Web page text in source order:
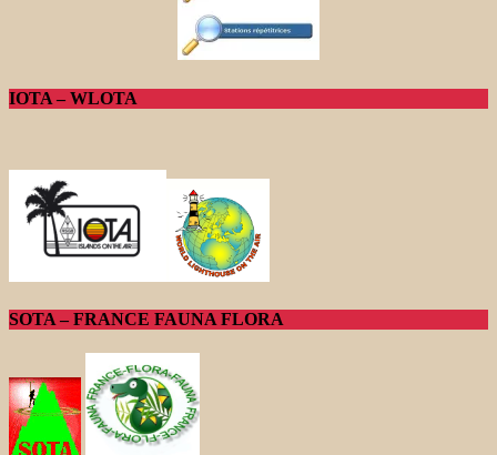
IOTA – WLOTA
SOTA – FRANCE FAUNA FLORA